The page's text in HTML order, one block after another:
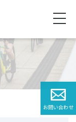
お問い合わせ